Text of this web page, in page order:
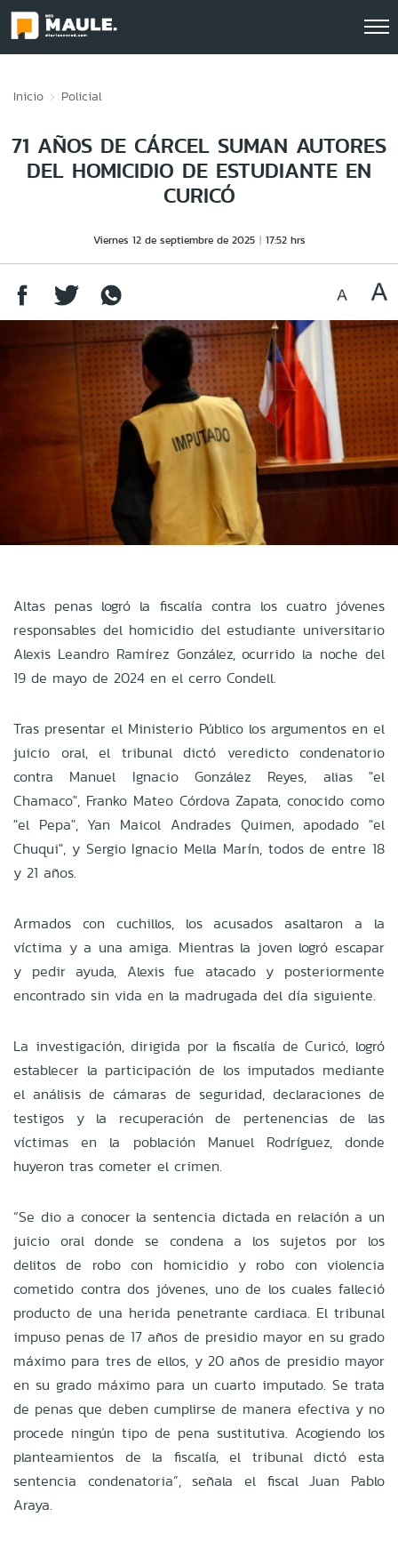
Inicio Policial
71 AÑOS DE CÁRCEL SUMAN AUTORES
DEL HOMICIDIO DE ESTUDIANTE EN
CURICÓ
Viernes 12 de septiembre de 2025 17:52 hrs
Altas penas logró la fiscalía contra los cuatro jóvenes
responsables del homicidio del estudiante universitario
Alexis Leandro Ramírez González, ocurrido la noche del
19 de mayo de 2024 en el cerro Condell.
Tras presentar el Ministerio Público los argumentos en el
juicio oral, el tribunal dictó veredicto condenatorio
contra Manuel Ignacio González Reyes, alias "el
Chamaco", Franko Mateo Córdova Zapata, conocido como
"el Pepa", Yan Maicol Andrades Quimen, apodado "el
Chuqui", y Sergio Ignacio Mella Marín, todos de entre 18
y 21 años.
Armados con cuchillos, los acusados asaltaron a la
víctima y a una amiga. Mientras la joven logró escapar
y pedir ayuda, Alexis fue atacado y posteriormente
encontrado sin vida en la madrugada del día siguiente.
La investigación, dirigida por la fiscalía de Curicó, logró
establecer la participación de los imputados mediante
el análisis de cámaras de seguridad, declaraciones de
testigos y la recuperación de pertenencias de las
víctimas en la población Manuel Rodríguez, donde
huyeron tras cometer el crimen.
“Se dio a conocer la sentencia dictada en relación a un
juicio oral donde se condena a los sujetos por los
delitos de robo con homicidio y robo con violencia
cometido contra dos jóvenes, uno de los cuales falleció
producto de una herida penetrante cardiaca. El tribunal
impuso penas de 17 años de presidio mayor en su grado
máximo para tres de ellos, y 20 años de presidio mayor
en su grado máximo para un cuarto imputado. Se trata
de penas que deben cumplirse de manera efectiva y no
procede ningún tipo de pena sustitutiva. Acogiendo los
planteamientos de la fiscalía, el tribunal dictó esta
sentencia condenatoria”, señala el fiscal Juan Pablo
Araya.